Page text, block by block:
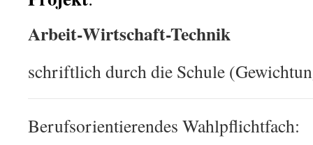
Arbeit-Wirtschaft-Technik
schriftlich durch die Schule
Berufsorientierendes Wahlpflichtfach: